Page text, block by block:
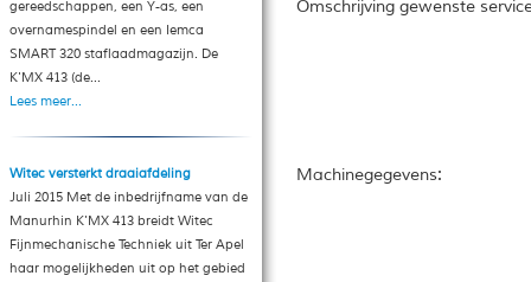
gereedschappen, een Y-as, een
overnamespindel en een Iemca
SMART 320 staflaadmagazijn. De
K'MX 413 (de...
Lees meer...
Witec versterkt draaiafdeling
Juli 2015 Met de inbedrijfname van de
Manurhin K'MX 413 breidt Witec
Fijnmechanische Techniek uit Ter Apel
haar mogelijkheden uit op het gebied
Omschrijving gewenste
Machinegegevens: